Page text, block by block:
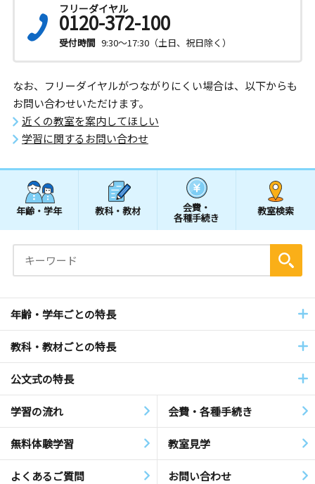
フリーダイヤル
0120-372-100
受付時間 9:30～17:30（土日、祝日除く）
なお、フリーダイヤルがつながりにくい場合は、以下からも
お問い合わせいただけます。
近くの教室を案内してほしい
学習に関するお問い合わせ
年齢・学年 教科・教材 会費・
各種手続き
教室検索
年齢・学年ごとの特長
教科・教材ごとの特長
公文式の特長
学習の流れ 会費・各種手続き
無料体験学習 教室見学
よくあるご質問 お問い合わせ